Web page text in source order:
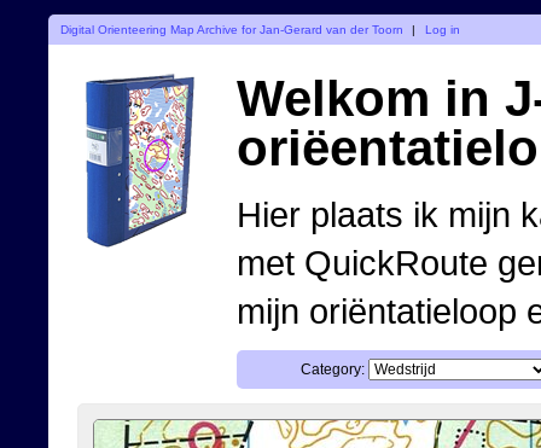
Digital Orienteering Map Archive for Jan-Gerard van der Toorn | Log in
Welkom in
Hier plaats ik mijn
met QuickRoute
mijn oriëntatieloop
Category: